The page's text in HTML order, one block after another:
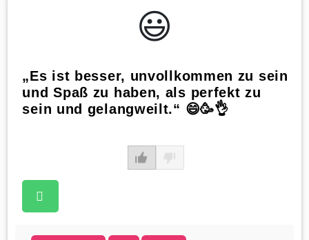
😃️
„Es ist besser, unvollkommen zu sein
und Spaß zu haben, als perfekt zu
sein und gelangweilt.“ 😄🥳👌